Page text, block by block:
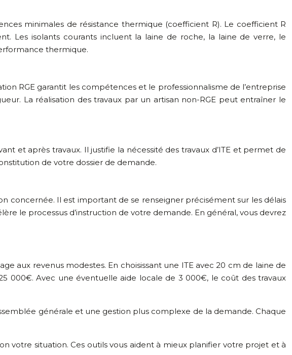
minimales de résistance thermique (coefficient R). Le coefficient R
Les isolants courants incluent la laine de roche, la laine de verre, le
thermique.
RGE garantit les compétences et le professionnalisme de l’entreprise
La réalisation des travaux par un artisan non-RGE peut entraîner le
et après travaux. Il justifie la nécessité des travaux d’ITE et permet de
de votre dossier de demande.
concernée. Il est important de se renseigner précisément sur les délais
le processus d’instruction de votre demande. En général, vous devrez
aux revenus modestes. En choisissant une ITE avec 20 cm de laine de
000€. Avec une éventuelle aide locale de 3 000€, le coût des travaux
générale et une gestion plus complexe de la demande. Chaque
votre situation. Ces outils vous aident à mieux planifier votre projet et à